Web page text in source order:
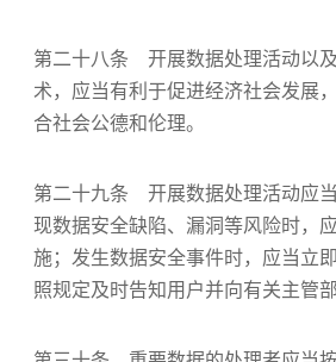
第二十八条 开展数据处理活动以
术，应当有利于促进经济社会发展
合社会公德和伦理。
第二十九条 开展数据处理活动应
现数据安全缺陷、漏洞等风险时，
施；发生数据安全事件时，应当立
照规定及时告知用户并向有关主管部